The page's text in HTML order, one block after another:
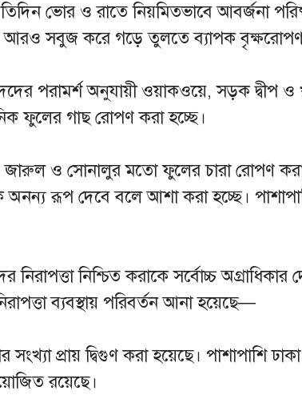
ভোর ও রাতে নিয়মিতভাবে আবর্জনা
আরও সবুজ করে গড়ে তুলতে ব্যাপক বৃক্ষরোপণ
পরামর্শ অনুযায়ী ওয়াকওয়ে, সড়ক দ্বীপ
ফুলের গাছ রোপণ করা হচ্ছে।
জারুল ও সোনালুর মতো ফুলের চারা রোপণ
অনন্য রূপ দেবে বলে আশা করা হচ্ছে।
নিরাপত্তা নিশ্চিত করাকে সর্বোচ্চ অগ্রাধিকার
ব্যবস্থায় পরিবর্তন আনা হয়েছে—
সংখ্যা প্রায় দ্বিগুণ করা হয়েছে। পাশাপাশি
রয়েছে।